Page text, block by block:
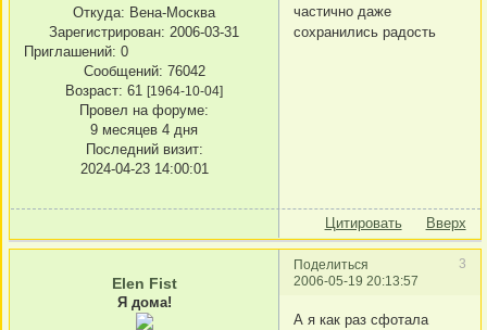
Откуда: Вена-Москва
Зарегистрирован: 2006-03-31
Приглашений: 0
Сообщений: 76042
Возраст: 61 [1964-10-04]
Провел на форуме:
9 месяцев 4 дня
Последний визит:
2024-04-23 14:00:01
частично даже
сохранились радость
Цитировать Вверх
Поделиться
3
2006-05-19 20:13:57
Elen Fist
Я дома!
А я как раз сфотала